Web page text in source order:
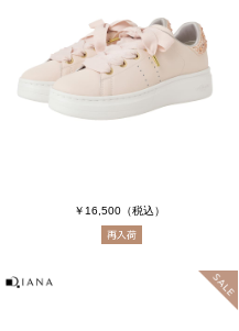
￥16,500（税込）